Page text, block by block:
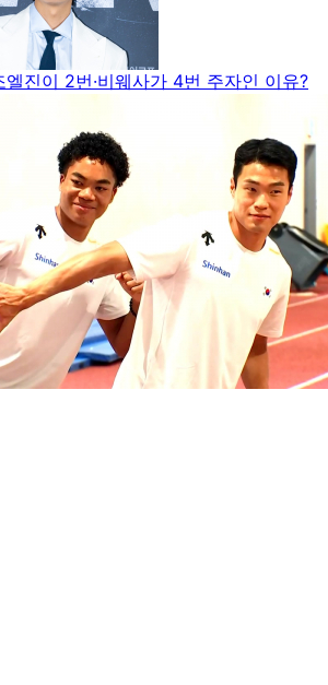
진이 2번·비웨사가 4번 주자인 이유?